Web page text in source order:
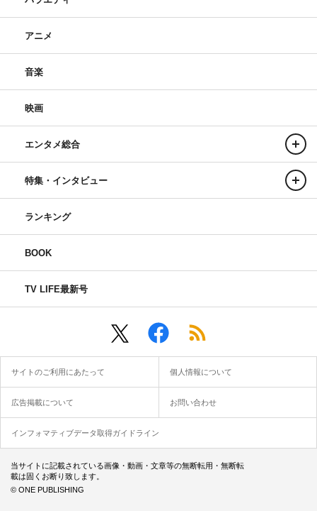
アニメ
音楽
映画
エンタメ総合
特集・インタビュー
ランキング
BOOK
TV LIFE最新号
サイトのご利用にあたって 個人情報について
広告掲載について お問い合わせ
インフォマティブデータ取得ガイドライン
当サイトに記載されている画像・動画・文章等の無断転用・無断転
載は固くお断り致します。
© ONE PUBLISHING